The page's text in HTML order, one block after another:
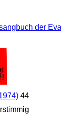
der
44